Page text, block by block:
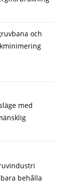
och
med
behålla